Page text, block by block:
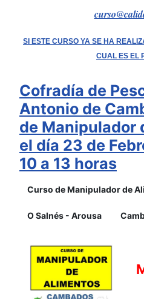
SI ESTE CURSO YA SE HA
CUAL ES EL
Cofradía de
Antonio de
de Manipulador
el día 23 de
10 a 13 horas
Curso de Manipulador de
O Salnés - Arousa